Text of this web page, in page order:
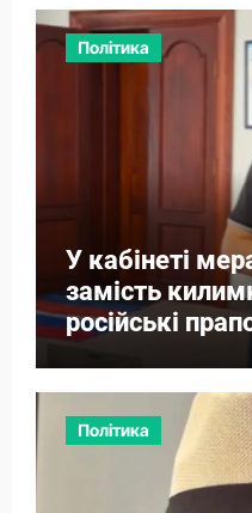
Політика
У кабінеті
замість
російські
Політика